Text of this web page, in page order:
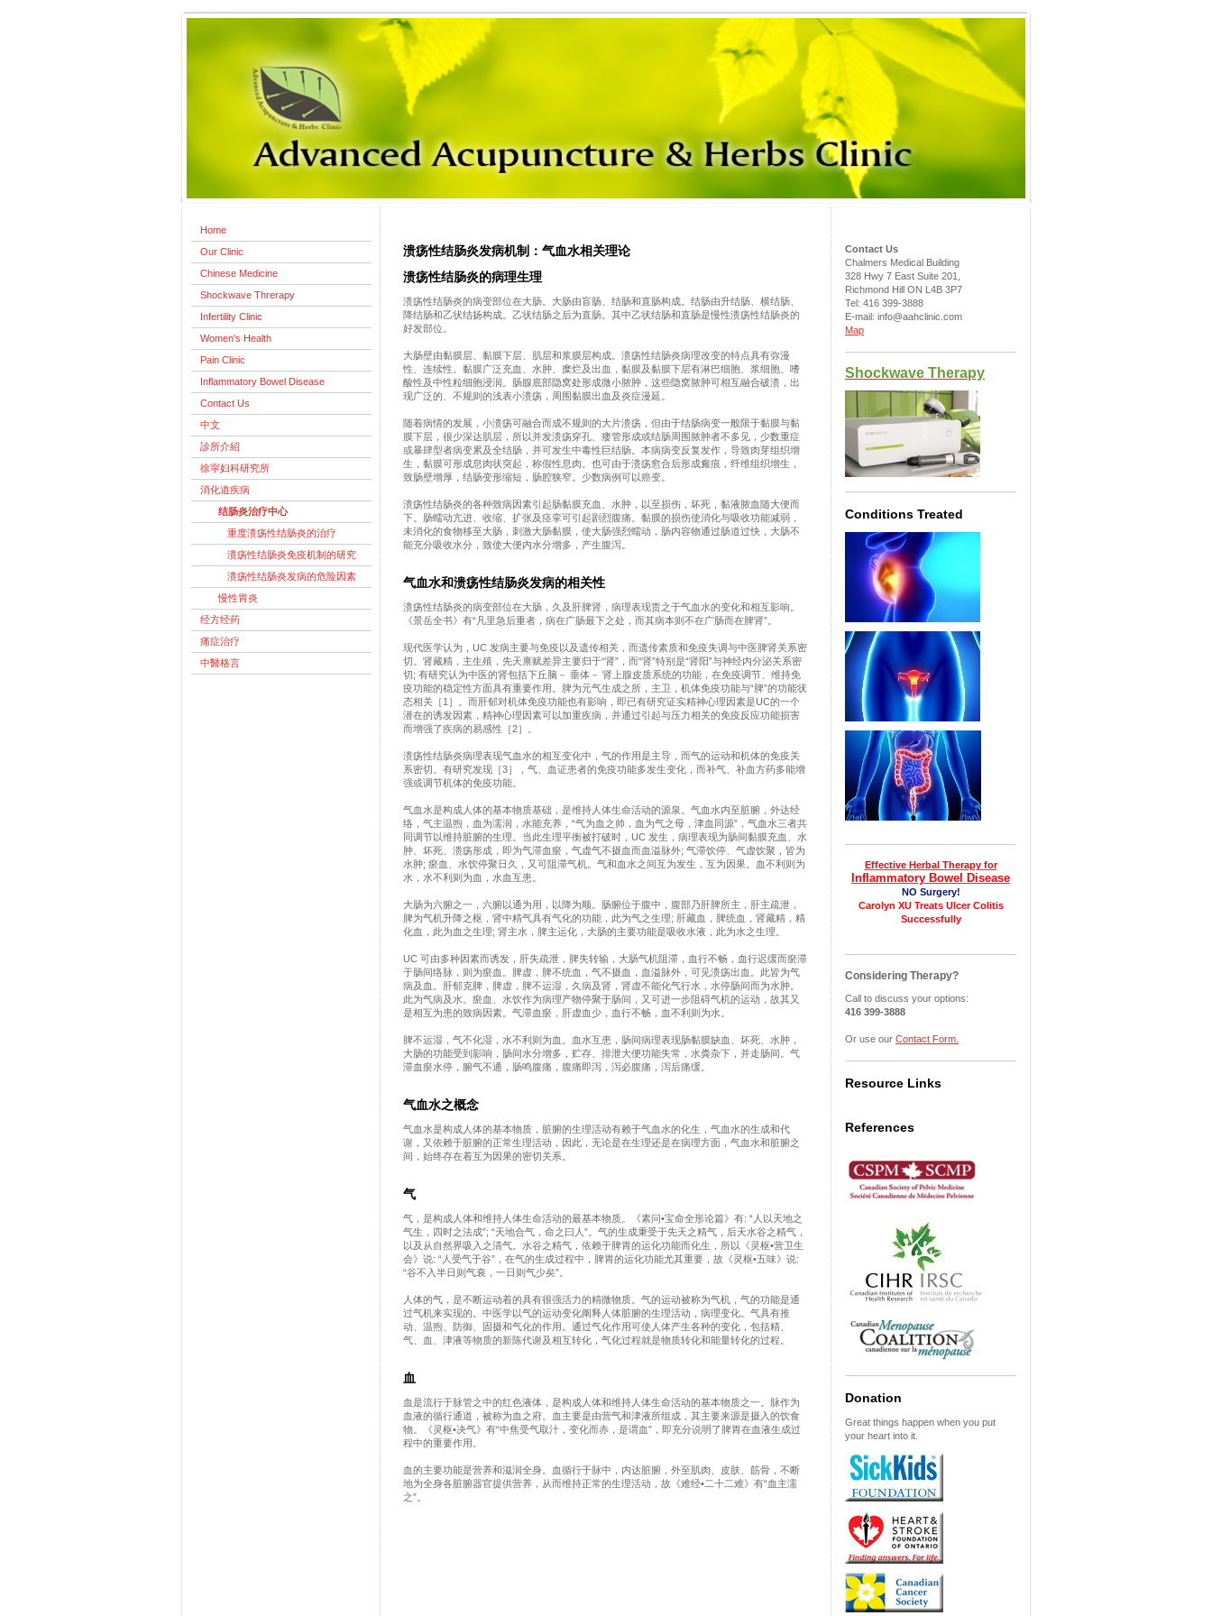
Home
Our Clinic
Chinese Medicine
Shockwave Threrapy
Infertility Clinic
Women's Health
Pain Clinic
Inflammatory Bowel Disease
Contact Us
中文
診所介紹
徐寜妇科研究所
消化道疾病
结肠炎治疗中心
重度溃疡性结肠炎的治疗
溃疡性结肠炎免疫机制的研究
溃疡性结肠炎发病的危险因素
慢性胃炎
经方经药
痛症治疗
中醫格言
溃疡性结肠炎发病机制：气血水相关理论
溃疡性结肠炎的病理生理
溃疡性结肠炎的病变部位在大肠。大肠由盲肠、结肠和直肠构成。结肠由升结肠、横结肠、
降结肠和乙状结扬构成。乙状结肠之后为直肠。其中乙状结肠和直肠是慢性溃疡性结肠炎的
好发部位。
大肠壁由黏膜层、黏膜下层、肌层和浆膜层构成。溃疡性结肠炎病理改变的特点具有弥漫
性、连续性。黏膜广泛充血、水肿、糜烂及出血，黏膜及黏膜下层有淋巴细胞、浆细胞、嗜
酸性及中性粒细胞浸润。肠腺底部隐窝处形成微小脓肿，这些隐窝脓肿可相互融合破溃，出
现广泛的、不规则的浅表小溃疡，周围黏膜出血及炎症漫延。
随着病情的发展，小溃疡可融合而成不规则的大片溃疡，但由于结肠病变一般限于黏膜与黏
膜下层，很少深达肌层，所以并发溃疡穿孔、瘘管形成或结肠周围脓肿者不多见，少数重症
或暴肆型者病变累及全结肠，并可发生中毒性巨结肠。本病病变反复发作，导致肉芽组织增
生，黏膜可形成息肉状突起，称假性息肉。也可由于溃疡愈合后形成瘢痕，纤维组织增生，
致肠壁增厚，结肠变形缩短，肠腔狭窄。少数病例可以癌变。
溃疡性结肠炎的各种致病因素引起肠黏膜充血、水肿，以至损伤，坏死，黏液脓血随大便而
下。肠蠕动亢进、收缩、扩张及痉挛可引起剧烈腹痛。黏膜的损伤使消化与吸收功能减弱，
未消化的食物移至大肠，刺激大肠黏膜，使大肠强烈蠕动，肠内容物通过肠道过快，大肠不
能充分吸收水分，致使大便内水分增多，产生腹泻。
气血水和溃疡性结肠炎发病的相关性
溃疡性结肠炎的病变部位在大肠，久及肝脾肾，病理表现责之于气血水的变化和相互影响。
《景岳全书》有“凡里急后重者，病在广肠最下之处，而其病本则不在广肠而在脾肾”。
现代医学认为，UC 发病主要与免疫以及遗传相关，而遗传素质和免疫失调与中医脾肾关系密
切。肾藏精，主生殖，先天禀赋差异主要归于“肾”，而“肾”特别是“肾阳”与神经内分泌关系密
切; 有研究认为中医的肾包括下丘脑－ 垂体－ 肾上腺皮质系统的功能，在免疫调节、维持免
疫功能的稳定性方面具有重要作用。脾为元气生成之所，主卫，机体免疫功能与“脾”的功能状
态相关［1］。而肝郁对机体免疫功能也有影响，即已有研究证实精神心理因素是UC的一个
潜在的诱发因素，精神心理因素可以加重疾病，并通过引起与压力相关的免疫反应功能损害
而增强了疾病的易感性［2］。
溃疡性结肠炎病理表现气血水的相互变化中，气的作用是主导，而气的运动和机体的免疫关
系密切。有研究发现［3］，气、血证患者的免疫功能多发生变化，而补气、补血方药多能增
强或调节机体的免疫功能。
气血水是构成人体的基本物质基础，是维持人体生命活动的源泉。气血水内至脏腑，外达经
络，气主温煦，血为濡润，水能充养，“气为血之帅，血为气之母，津血同源”，气血水三者共
同调节以维持脏腑的生理。当此生理平衡被打破时，UC 发生，病理表现为肠间黏膜充血、水
肿、坏死、溃疡形成，即为气滞血瘀，气虚气不摄血而血溢脉外; 气滞饮停、气虚饮聚，皆为
水肿; 瘀血、水饮停聚日久，又可阻滞气机。气和血水之间互为发生，互为因果。血不利则为
水，水不利则为血，水血互患。
大肠为六腑之一，六腑以通为用，以降为顺。肠腑位于腹中，腹部乃肝脾所主，肝主疏泄，
脾为气机升降之枢，肾中精气具有气化的功能，此为气之生理; 肝藏血，脾统血，肾藏精，精
化血，此为血之生理; 肾主水，脾主运化，大肠的主要功能是吸收水液，此为水之生理。
UC 可由多种因素而诱发，肝失疏泄，脾失转输，大肠气机阻滞，血行不畅，血行迟缓而瘀滞
于肠间络脉，则为瘀血。脾虚，脾不统血，气不摄血，血溢脉外，可见溃疡出血。此皆为气
病及血。肝郁克脾，脾虚，脾不运湿，久病及肾，肾虚不能化气行水，水停肠间而为水肿。
此为气病及水。瘀血、水饮作为病理产物停聚于肠间，又可进一步阻碍气机的运动，故其又
是相互为患的致病因素。气滞血瘀，肝虚血少，血行不畅，血不利则为水。
脾不运湿，气不化湿，水不利则为血。血水互患，肠间病理表现肠黏膜缺血、坏死、水肿，
大肠的功能受到影响，肠间水分增多，贮存、排泄大便功能失常，水粪杂下，并走肠间。气
滞血瘀水停，腑气不通，肠鸣腹痛，腹痛即泻，泻必腹痛，泻后痛缓。
气血水之概念
气血水是构成人体的基本物质，脏腑的生理活动有赖于气血水的化生，气血水的生成和代
谢，又依赖于脏腑的正常生理活动，因此，无论是在生理还是在病理方面，气血水和脏腑之
间，始终存在着互为因果的密切关系。
气
气，是构成人体和维持人体生命活动的最基本物质。《素问•宝命全形论篇》有: “人以天地之
气生，四时之法成”; “天地合气，命之曰人”。气的生成秉受于先天之精气，后天水谷之精气，
以及从自然界吸入之清气。水谷之精气，依赖于脾胃的运化功能而化生，所以《灵枢•营卫生
会》说: “人受气于谷”，在气的生成过程中，脾胃的运化功能尤其重要，故《灵枢•五味》说:
“谷不入半日则气衰，一日则气少矣”。
人体的气，是不断运动着的具有很强活力的精微物质。气的运动被称为气机，气的功能是通
过气机来实现的。中医学以气的运动变化阐释人体脏腑的生理活动，病理变化。气具有推
动、温煦、防御、固摄和气化的作用。通过气化作用可使人体产生各种的变化，包括精、
气、血、津液等物质的新陈代谢及相互转化，气化过程就是物质转化和能量转化的过程。
血
血是流行于脉管之中的红色液体，是构成人体和维持人体生命活动的基本物质之一。脉作为
血液的循行通道，被称为血之府。血主要是由营气和津液所组成，其主要来源是摄入的饮食
物。《灵枢•决气》有“中焦受气取汁，变化而赤，是谓血”，即充分说明了脾胃在血液生成过
程中的重要作用。
血的主要功能是营养和滋润全身。血循行于脉中，内达脏腑，外至肌肉、皮肤、筋骨，不断
地为全身各脏腑器官提供营养，从而维持正常的生理活动，故《难经•二十二难》有“血主濡
之”。
Contact Us
Chalmers Medical Building
328 Hwy 7 East Suite 201,
Richmond Hill ON L4B 3P7
Tel: 416 399-3888
E-mail: info@aahclinic.com
Map
Shockwave Therapy
Conditions Treated
Effective Herbal Therapy for
Inflammatory Bowel Disease
NO Surgery!
Carolyn XU Treats Ulcer Colitis
Successfully
Considering Therapy?
Call to discuss your options:
416 399-3888
Or use our Contact Form.
Resource Links
References
Donation
Great things happen when you put
your heart into it.